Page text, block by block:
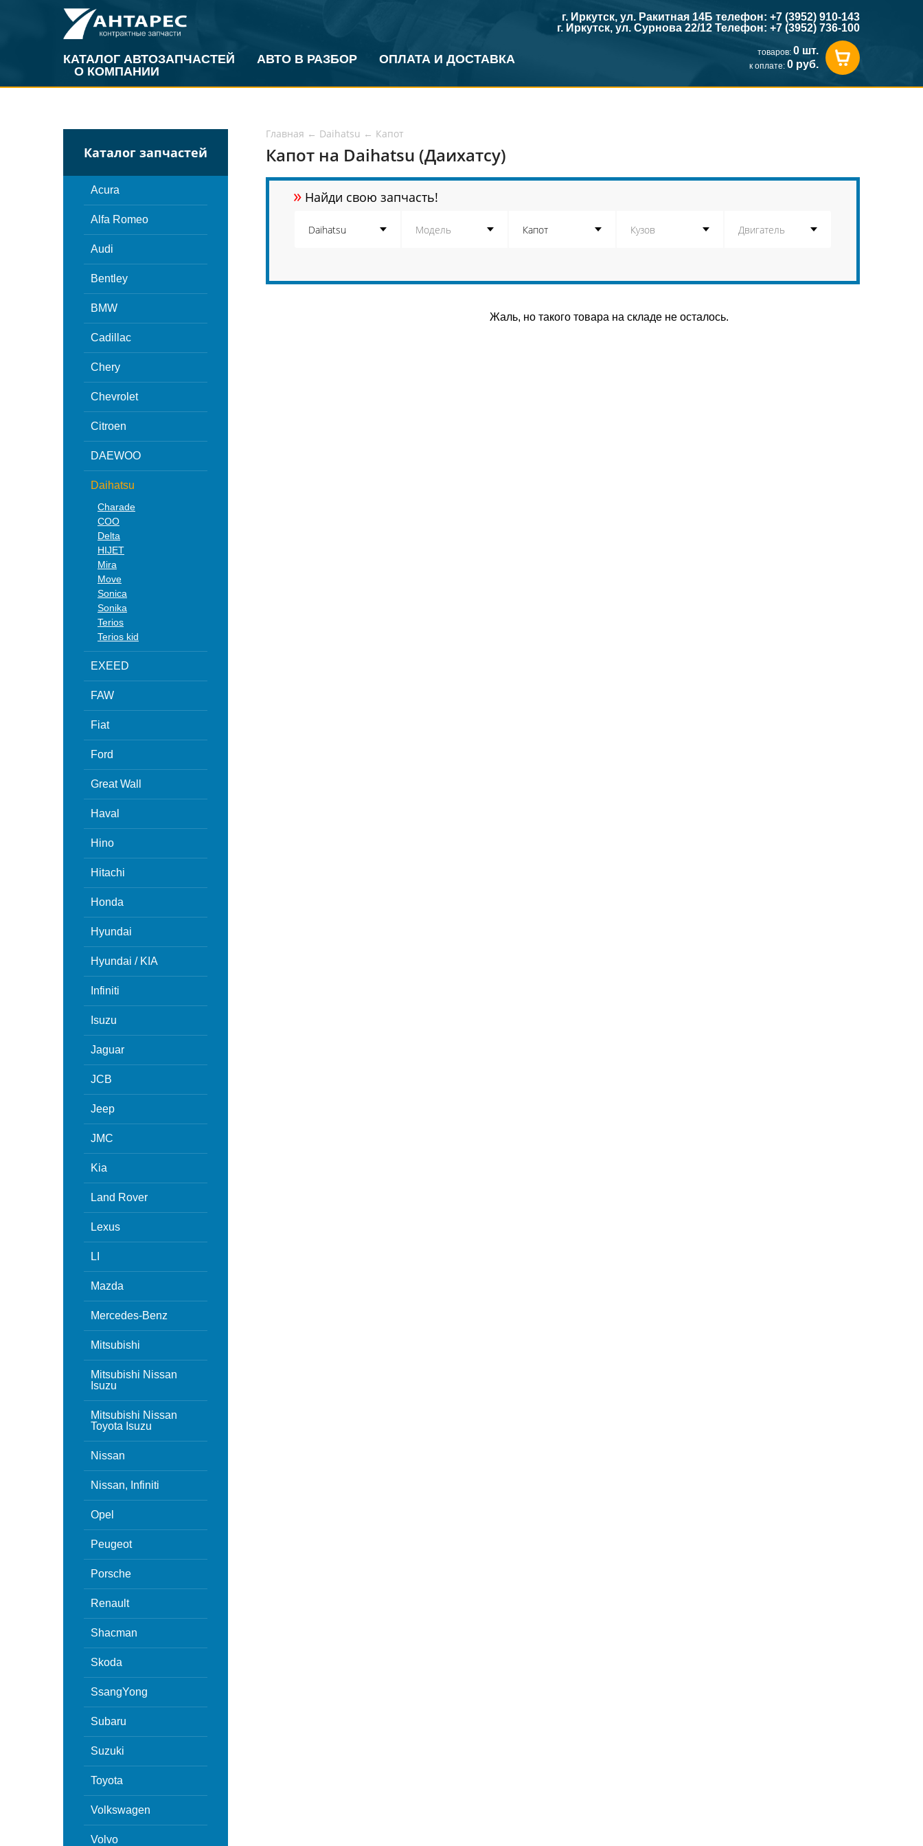
КАТАЛОГ АВТОЗАПЧАСТЕЙ АВТО В РАЗБОР
ОПЛАТА И ДОСТАВКА
О КОМПАНИИ
г. Иркутск, ул. Ракитная 14Б телефон: +7 (3952) 910-143
г. Иркутск, ул. Сурнова 22/12 Телефон: +7 (3952) 736-100
товаров: 0 шт.
к оплате: 0 руб.
Каталог запчастей
Acura
Alfa Romeo
Audi
Bentley
BMW
Cadillac
Chery
Chevrolet
Citroen
DAEWOO
Daihatsu
Charade
COO
Delta
HIJET
Mira
Move
Sonica
Sonika
Terios
Terios kid
EXEED
FAW
Fiat
Ford
Great Wall
Haval
Hino
Hitachi
Honda
Hyundai
Hyundai / KIA
Infiniti
Isuzu
Jaguar
JCB
Jeep
JMC
Kia
Land Rover
Lexus
LI
Mazda
Mercedes-Benz
Mitsubishi
Mitsubishi Nissan
Isuzu
Mitsubishi Nissan
Toyota Isuzu
Nissan
Nissan, Infiniti
Opel
Peugeot
Porsche
Renault
Shacman
Skoda
SsangYong
Subaru
Suzuki
Toyota
Volkswagen
Volvo
Главная ← Daihatsu ← Капот
Капот на Daihatsu (Даихатсу)
» Найди свою запчасть!
Жаль, но такого товара на складе не осталось.